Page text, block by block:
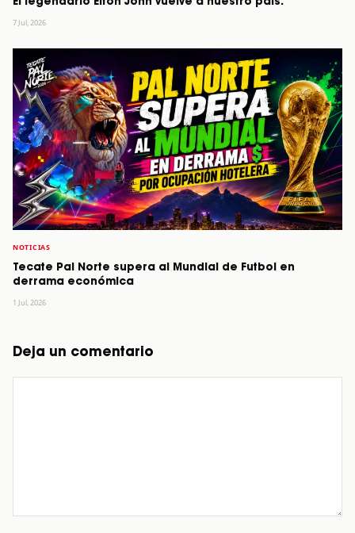
7 Jul, 2026
NOTICIAS
Tecate Pal Norte supera al Mundial de Futbol en
derrama económica
1 Jul, 2026
Deja un comentario